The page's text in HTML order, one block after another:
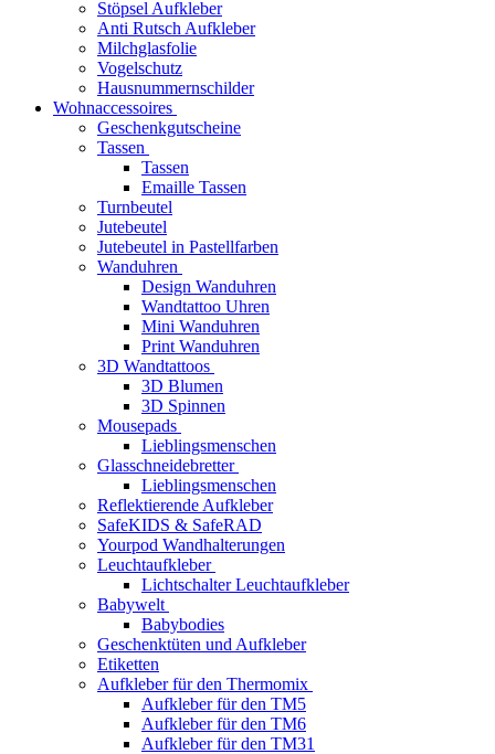
Stöpsel Aufkleber
Anti Rutsch Aufkleber
Milchglasfolie
Vogelschutz
Hausnummernschilder
Wohnaccessoires
Geschenkgutscheine
Tassen
Tassen
Emaille Tassen
Turnbeutel
Jutebeutel
Jutebeutel in Pastellfarben
Wanduhren
Design Wanduhren
Wandtattoo Uhren
Mini Wanduhren
Print Wanduhren
3D Wandtattoos
3D Blumen
3D Spinnen
Mousepads
Lieblingsmenschen
Glasschneidebretter
Lieblingsmenschen
Reflektierende Aufkleber
SafeKIDS & SafeRAD
Yourpod Wandhalterungen
Leuchtaufkleber
Lichtschalter Leuchtaufkleber
Babywelt
Babybodies
Geschenktüten und Aufkleber
Etiketten
Aufkleber für den Thermomix
Aufkleber für den TM5
Aufkleber für den TM6
Aufkleber für den TM31